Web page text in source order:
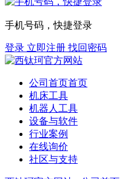
手机号码，快捷登录
登录 立即注册 找回密码
公司首页首页
机床工具
机器人工具
设备与软件
行业案例
在线询价
社区与支持